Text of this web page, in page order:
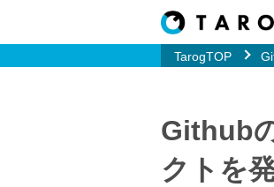
TarogTOP
Github
クトを